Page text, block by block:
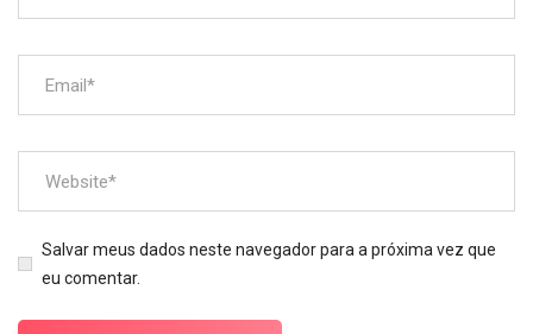
Salvar meus dados neste navegador para a próxima vez que
eu comentar.